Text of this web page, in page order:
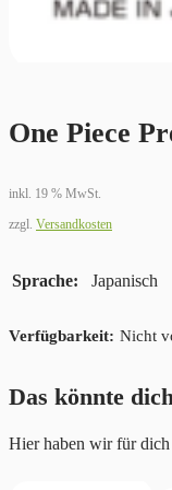
One Piece
inkl. 19 % MwSt.
zzgl. Versandkosten
Sprache Japanisch
Nicht
Das könnte
Hier haben wir für dich